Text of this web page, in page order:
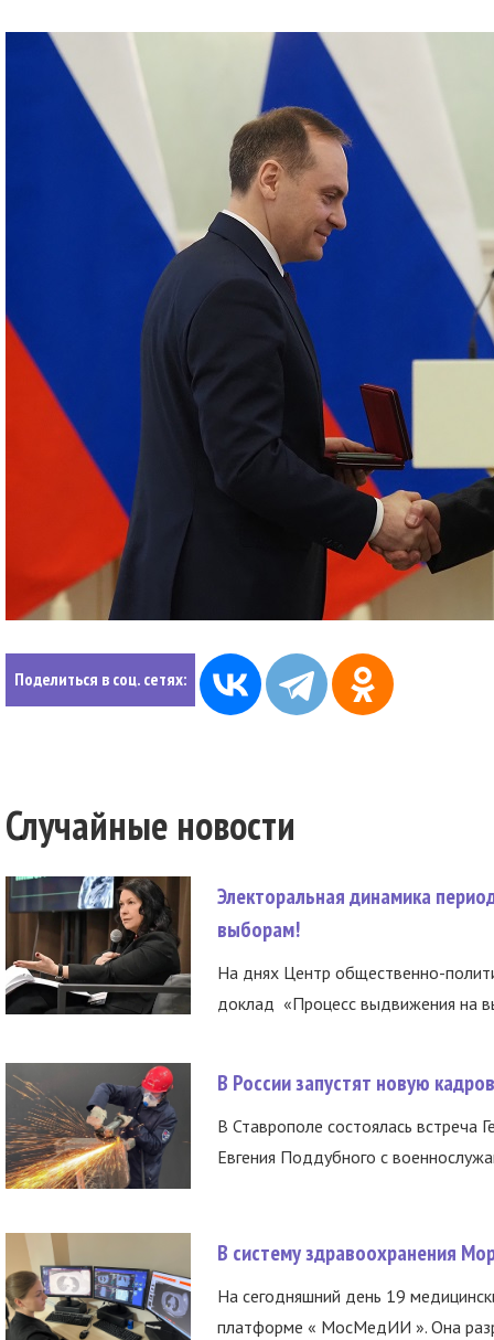
Поделиться в соц. сетях:
Случайные новости
Электоральная динамика
выборам!
На днях Центр общественно-
доклад «Процесс выдвижения на
В России запустят новую
В Ставрополе состоялась встреча
Евгения Поддубного с
В систему здравоохранения
На сегодняшний день 19
платформе « МосМедИИ ». Она